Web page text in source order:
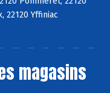
22120 Yffiniac
magasins